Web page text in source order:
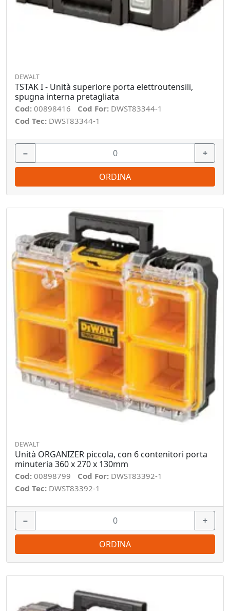
DEWALT
TSTAK I - Unità superiore porta elettroutensili,
spugna interna pretagliata
Cod: 00898416 Cod For: DWST83344-1
Cod Tec: DWST83344-1
− +
ORDINA
DEWALT
Unità ORGANIZER piccola, con 6 contenitori porta
minuteria 360 x 270 x 130mm
Cod: 00898799 Cod For: DWST83392-1
Cod Tec: DWST83392-1
− +
ORDINA